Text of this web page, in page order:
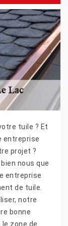
tuile ? Et
entreprise
projet ?
nous que
entreprise
de tuile.
notre
bonne
zone de